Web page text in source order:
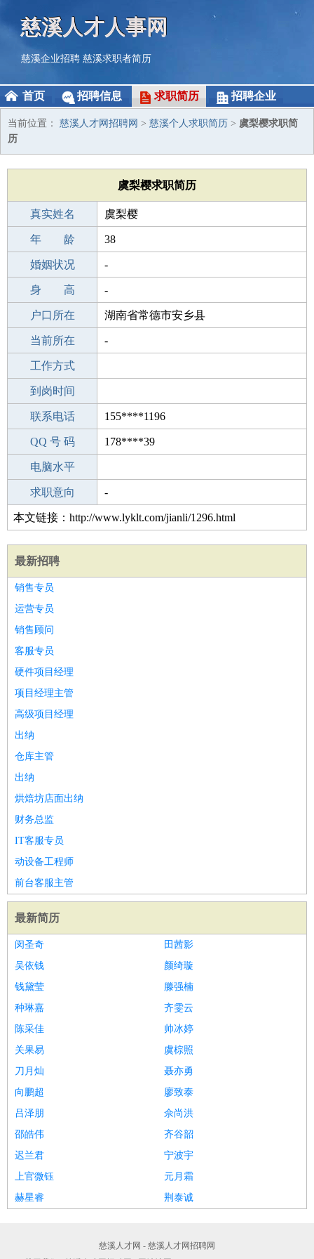
慈溪人才人事网
慈溪企业招聘 慈溪求职者简历
首页 招聘信息 求职简历 招聘企业
当前位置： 慈溪人才网招聘网 > 慈溪个人求职简历 > 虞梨樱求职简
历
虞梨樱求职简历
真实姓名 虞梨樱
性 别 女
年 龄 38
出生年月 1988-07-01
婚姻状况 -
学 历 职校/技校
身 高 -
毕业学校 深圳市布吉成人文化技术学校
户口所在 湖南省常德市安乡县
所学专业 -
当前所在 -
工作经验
工作方式
驾 照
到岗时间
期望月薪
联系电话 155****1196
手机号码 155****1196
QQ 号 码 178****39
微信号码
电脑水平
外语水平
求职意向 -
本文链接：http://www.lyklt.com/jianli/1296.html
最新招聘
销售专员
运营专员
销售顾问
客服专员
硬件项目经理
项目经理主管
高级项目经理
出纳
仓库主管
出纳
烘焙坊店面出纳
财务总监
IT客服专员
动设备工程师
前台客服主管
最新简历
闵圣奇
田茜影
吴依钱
颜绮璇
钱黛莹
滕强楠
种琳嘉
齐雯云
陈采佳
帅冰婷
关果易
虞棕照
刀月灿
聂亦勇
向鹏超
廖致泰
吕泽朋
佘尚洪
邵皓伟
齐谷韶
迟兰君
宁波宇
上官微钰
元月霜
赫星睿
荆泰诚
慈溪人才网 - 慈溪人才网招聘网